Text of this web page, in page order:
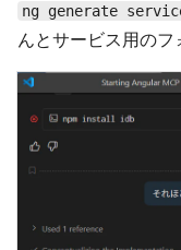
ng generate
んとサービス用のフ